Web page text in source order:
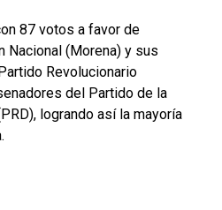
87 votos a favor de
Nacional (Morena) y sus
Revolucionario
del Partido de la
logrando así la mayoría